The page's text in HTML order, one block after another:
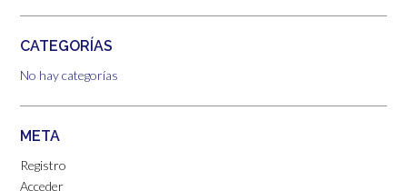
CATEGORÍAS
No hay categorías
META
Registro
Acceder